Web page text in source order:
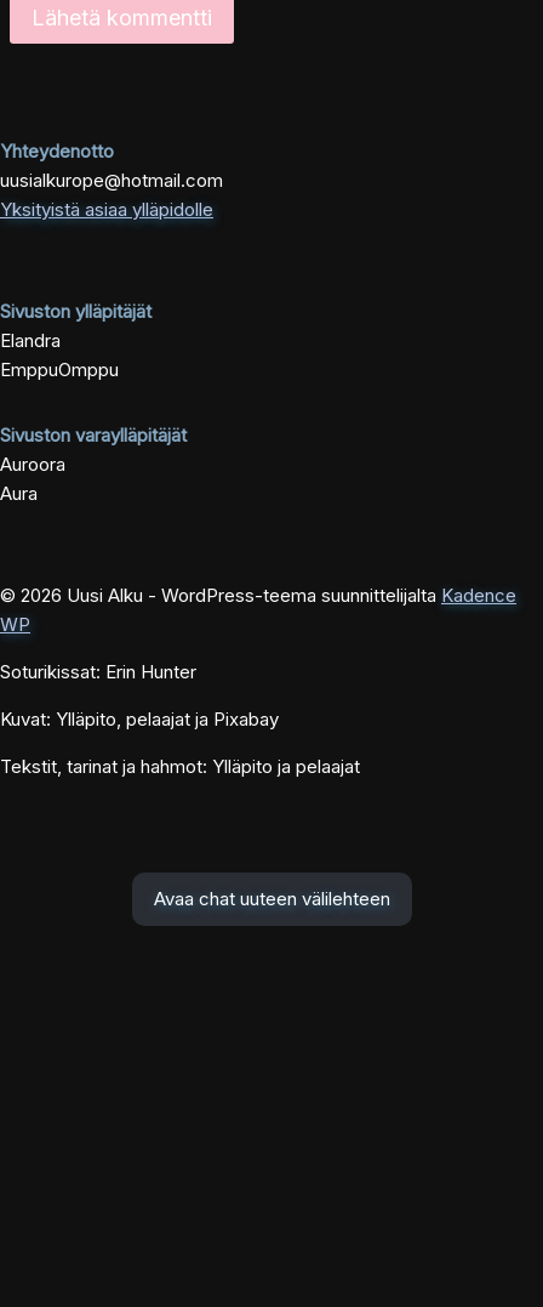
Yhteydenotto
uusialkurope@hotmail.com
Yksityistä asiaa ylläpidolle
Sivuston ylläpitäjät
Elandra
EmppuOmppu
Sivuston varaylläpitäjät
Auroora
Aura
© 2026 Uusi Alku - WordPress-teema suunnittelijalta Kadence
WP
Soturikissat: Erin Hunter
Kuvat: Ylläpito, pelaajat ja Pixabay
Tekstit, tarinat ja hahmot: Ylläpito ja pelaajat
Avaa chat uuteen välilehteen